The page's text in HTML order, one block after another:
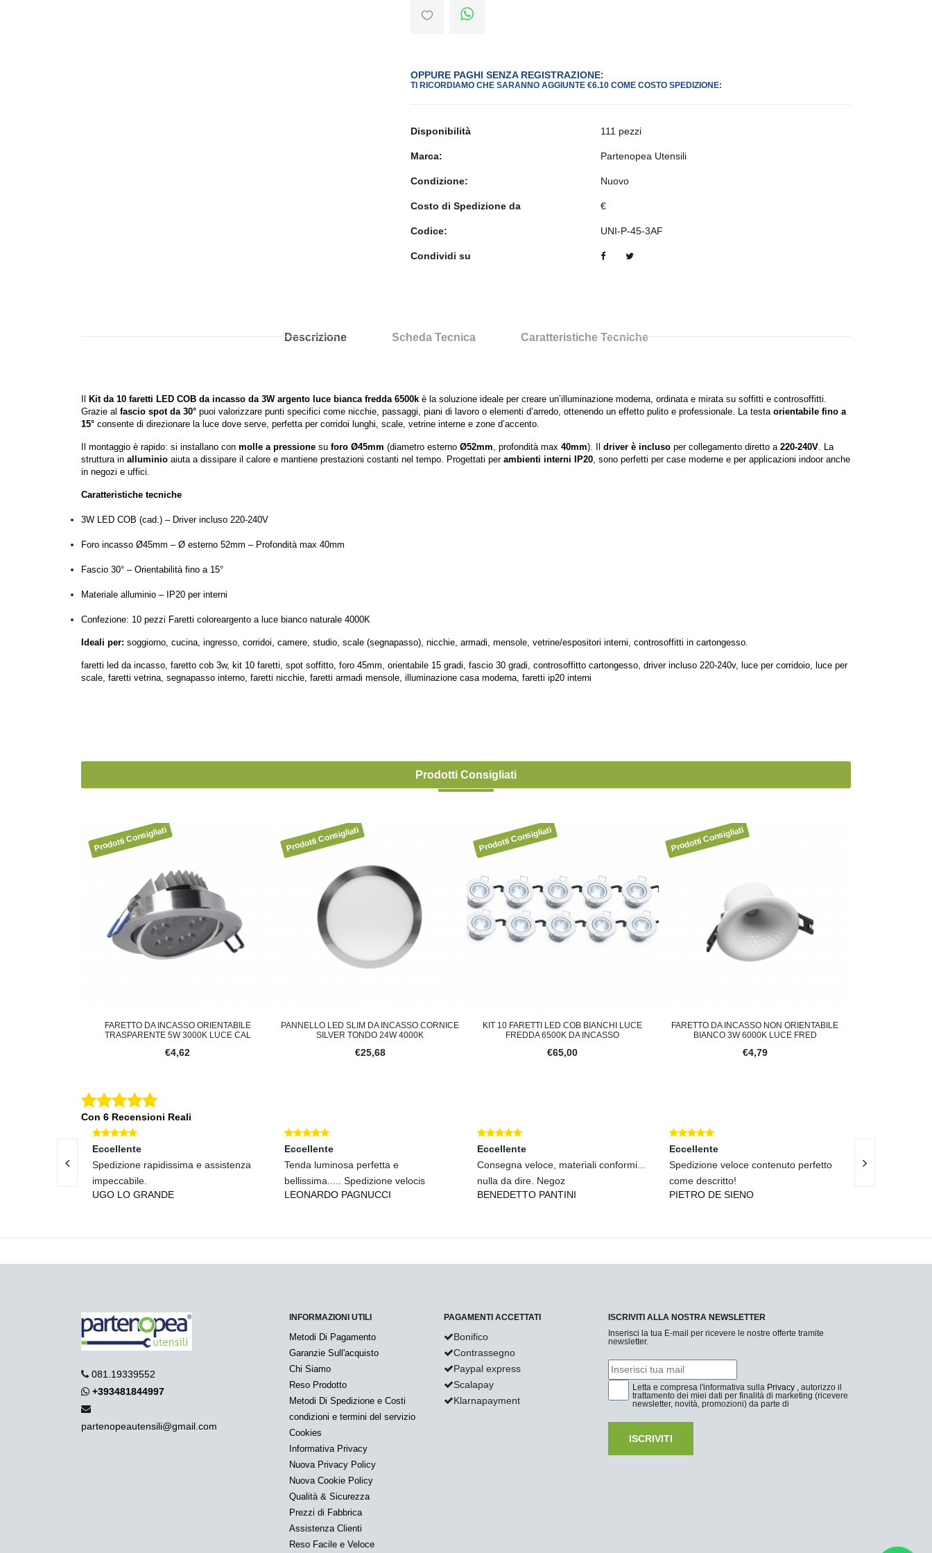
OPPURE PAGHI SENZA REGISTRAZIONE:
TI RICORDIAMO CHE SARANNO AGGIUNTE €6.10 COME COSTO SPEDIZIONE:
Disponibilità 111 pezzi
Marca: Partenopea Utensili
Condizione: Nuovo
Costo di Spedizione da €
Codice: UNI-P-45-3AF
Condividi su
Descrizione Scheda Tecnica Caratteristiche Tecniche
Il Kit da 10 faretti LED COB da incasso da 3W argento luce bianca fredda 6500k è la soluzione ideale per creare un’illuminazione moderna, ordinata e mirata su soffitti e controsoffitti.
Grazie al fascio spot da 30° puoi valorizzare punti specifici come nicchie, passaggi, piani di lavoro o elementi d’arredo, ottenendo un effetto pulito e professionale. La testa orientabile fino a
15° consente di direzionare la luce dove serve, perfetta per corridoi lunghi, scale, vetrine interne e zone d’accento.
Il montaggio è rapido: si installano con molle a pressione su foro Ø45mm (diametro esterno Ø52mm , profondità max 40mm). Il driver è incluso per collegamento diretto a 220-240V . La
struttura in alluminio aiuta a dissipare il calore e mantiene prestazioni costanti nel tempo. Progettati per ambienti interni IP20 , sono perfetti per case moderne e per applicazioni indoor anche
in negozi e uffici.
Caratteristiche tecniche
3W LED COB (cad.) – Driver incluso 220-240V
Foro incasso Ø45mm – Ø esterno 52mm – Profondità max 40mm
Fascio 30° – Orientabilità fino a 15°
Materiale alluminio – IP20 per interni
Confezione: 10 pezzi Faretti coloreargento a luce bianco naturale 4000K
Ideali per: soggiorno, cucina, ingresso, corridoi, camere, studio, scale (segnapasso), nicchie, armadi, mensole, vetrine/espositori interni, controsoffitti in cartongesso.
faretti led da incasso, faretto cob 3w, kit 10 faretti, spot soffitto, foro 45mm, orientabile 15 gradi, fascio 30 gradi, controsoffitto cartongesso, driver incluso 220-240v, luce per corridoio, luce per
scale, faretti vetrina, segnapasso interno, faretti nicchie, faretti armadi mensole, illuminazione casa moderna, faretti ip20 interni
Prodotti Consigliati
FARETTO DA INCASSO ORIENTABILE
TRASPARENTE 5W 3000K LUCE CAL
€4,62
PANNELLO LED SLIM DA INCASSO CORNICE
SILVER TONDO 24W 4000K
€25,68
KIT 10 FARETTI LED COB BIANCHI LUCE
FREDDA 6500K DA INCASSO
€65,00
FARETTO DA INCASSO NON ORIENTABILE
BIANCO 3W 6000K LUCE FRED
€4,79
Con 6 Recensioni Reali
validi, già
Eccellente
Spedizione rapidissima e assistenza
impeccabile.
UGO LO GRANDE
Eccellente
Tenda luminosa perfetta e
bellissima..... Spedizione velocis
LEONARDO PAGNUCCI
Eccellente
Consegna veloce, materiali conformi...
nulla da dire. Negoz
BENEDETTO PANTINI
Eccellente
Spedizione veloce contenuto perfetto
come descritto!
PIETRO DE SIENO
Consegna
081.19339552
+393481844997
partenopeautensili@gmail.com
INFORMAZIONI UTILI
Metodi Di Pagamento
Garanzie Sull'acquisto
Chi Siamo
Reso Prodotto
Metodi Di Spedizione e Costi
condizioni e termini del servizio
Cookies
Informativa Privacy
Nuova Privacy Policy
Nuova Cookie Policy
Qualità & Sicurezza
Prezzi di Fabbrica
Assistenza Clienti
Reso Facile e Veloce
PAGAMENTI ACCETTATI
Bonifico
Contrassegno
Paypal express
Scalapay
Klarnapayment
ISCRIVITI ALLA NOSTRA NEWSLETTER
Inserisci la tua E-mail per ricevere le nostre offerte tramite
newsletter.
Letta e compresa l'informativa sulla Privacy , autorizzo il
trattamento dei miei dati per finalità di marketing (ricevere
newsletter, novità, promozioni) da parte di
ISCRIVITI